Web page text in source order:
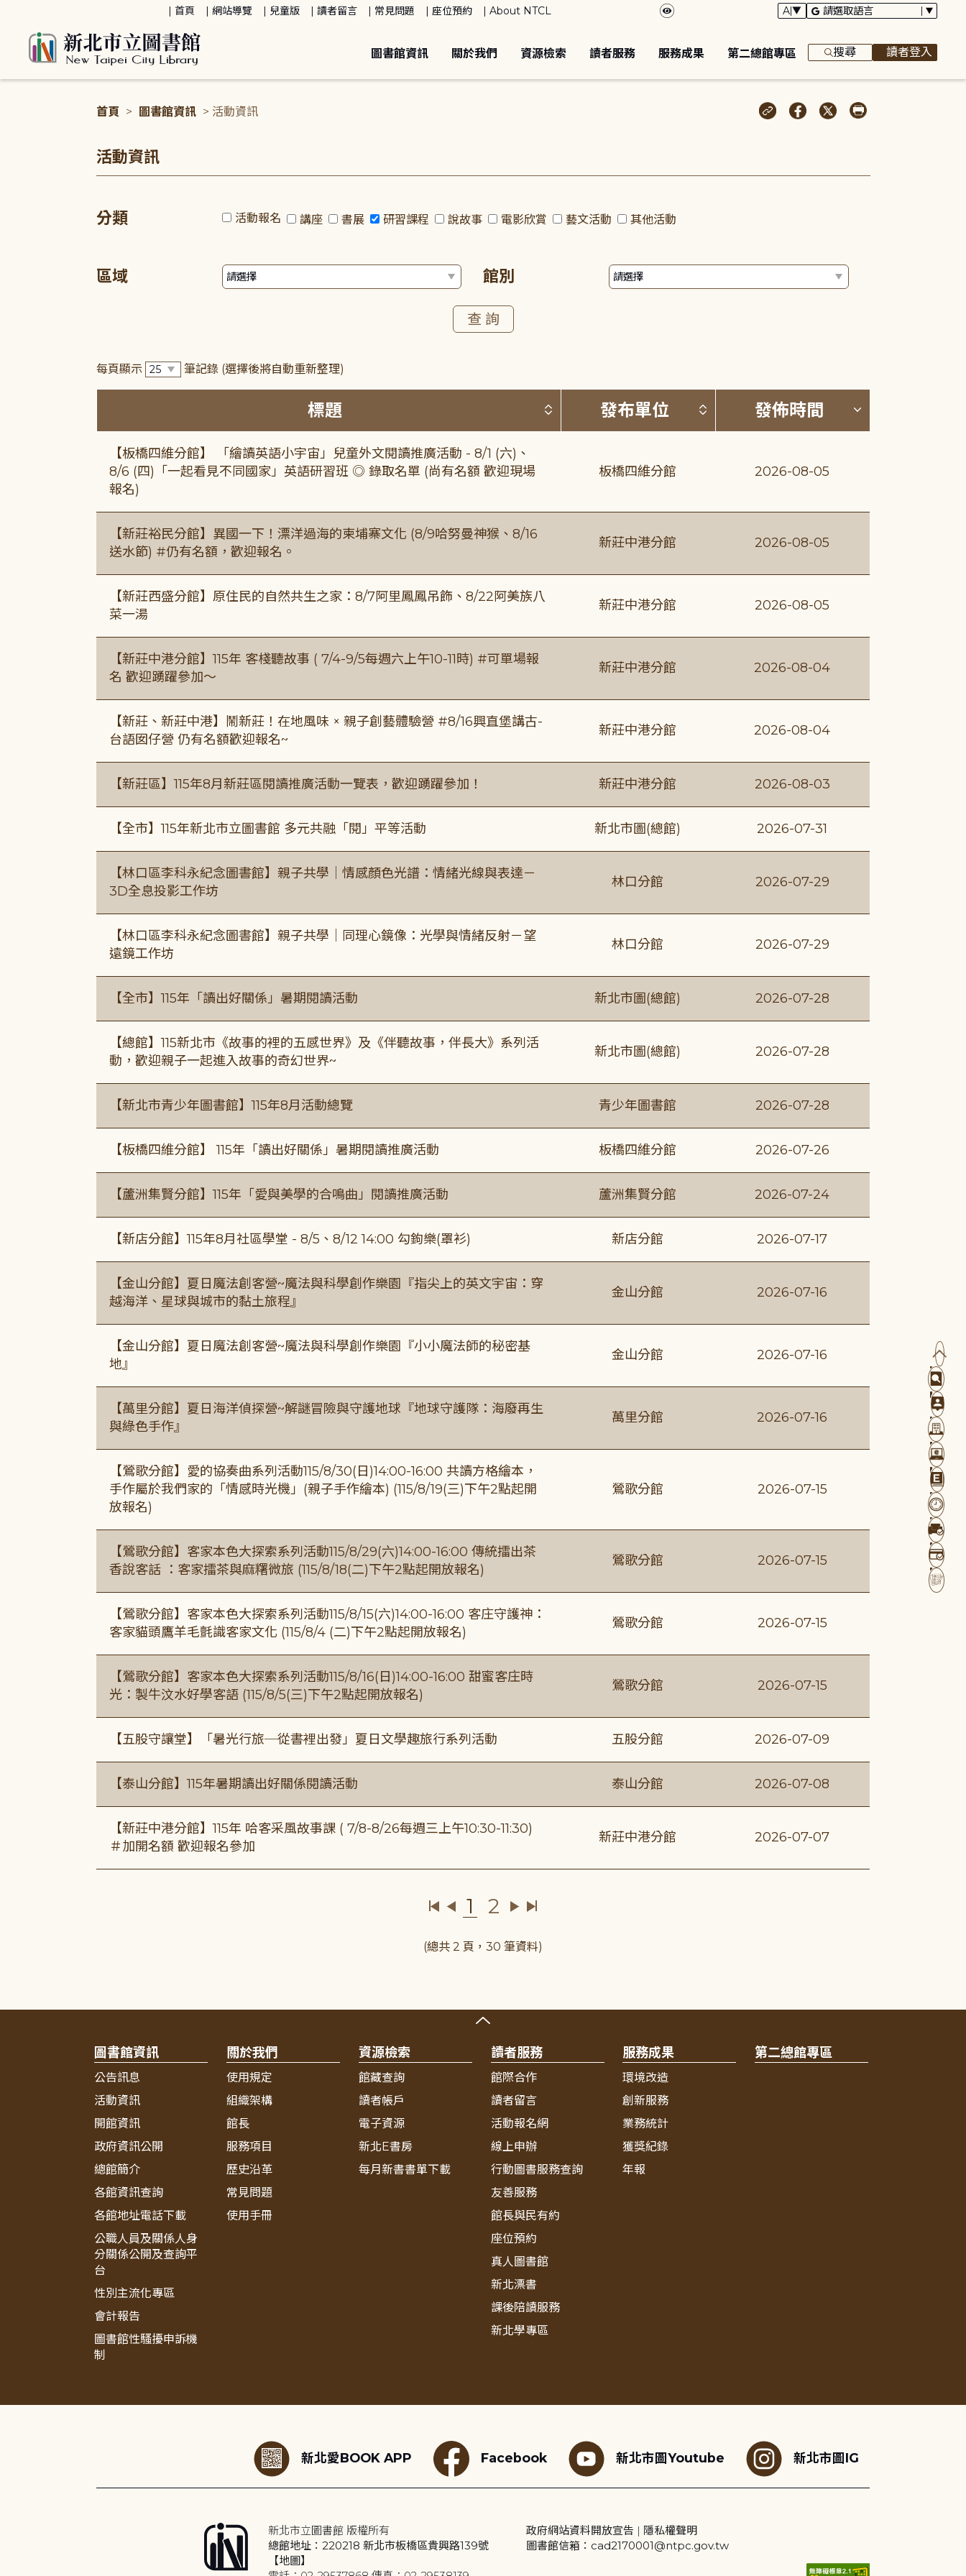
首頁 網站導覽 兒童版 讀者留言 常見問題 座位預約 About NTCL
圖書館資訊 關於我們 資源檢索 讀者服務 服務成果 第二總館專區 搜尋 讀者登入
首頁 > 圖書館資訊 > 活動資訊
活動資訊
分類 活動報名 講座 書展 研習課程 說故事 電影欣賞 藝文活動 其他活動
區域 館別
每頁顯示 筆記錄 (選擇後將自動重新整理)
標題 按標題排序 (升降冪)
發布單位 按發布單位排序 (升降冪)
發佈時間 按發佈時間
【板橋四維分館】 「繪讀英語小宇宙」兒童外文閱讀推廣活動 - 8/1 (六)、
8/6 (四)「一起看見不同國家」英語研習班 ◎ 錄取名單 (尚有名額 歡迎現場
報名)
板橋四維分館 2026-08-05
【新莊裕民分館】異國一下！漂洋過海的柬埔寨文化 (8/9哈努曼神猴、8/16
送水節) #仍有名額，歡迎報名。
新莊中港分館 2026-08-05
【新莊西盛分館】原住民的自然共生之家：8/7阿里鳳鳳吊飾、8/22阿美族八
菜一湯
新莊中港分館 2026-08-05
【新莊中港分館】115年 客棧聽故事 ( 7/4-9/5每週六上午10-11時) #可單場報
名 歡迎踴躍參加～
新莊中港分館 2026-08-04
【新莊、新莊中港】鬧新莊！在地風味 × 親子創藝體驗營 #8/16興直堡講古-
台語囡仔營 仍有名額歡迎報名~
新莊中港分館 2026-08-04
【新莊區】115年8月新莊區閱讀推廣活動一覽表，歡迎踴躍參加！ 新莊中港分館 2026-08-03
【全市】115年新北市立圖書館 多元共融「閱」平等活動 新北市圖(總館) 2026-07-31
【林口區李科永紀念圖書館】親子共學｜情感顏色光譜：情緒光線與表達－
3D全息投影工作坊
林口分館 2026-07-29
【林口區李科永紀念圖書館】親子共學｜同理心鏡像：光學與情緒反射－望
遠鏡工作坊
林口分館 2026-07-29
【全市】115年「讀出好關係」暑期閱讀活動 新北市圖(總館) 2026-07-28
【總館】115新北市《故事的裡的五感世界》及《伴聽故事，伴長大》系列活
動，歡迎親子一起進入故事的奇幻世界~
新北市圖(總館) 2026-07-28
【新北市青少年圖書館】115年8月活動總覽 青少年圖書館 2026-07-28
【板橋四維分館】 115年「讀出好關係」暑期閱讀推廣活動 板橋四維分館 2026-07-26
【蘆洲集賢分館】115年「愛與美學的合鳴曲」閱讀推廣活動 蘆洲集賢分館 2026-07-24
【新店分館】115年8月社區學堂 - 8/5、8/12 14:00 勾鉤樂(罩衫) 新店分館 2026-07-17
【金山分館】夏日魔法創客營~魔法與科學創作樂園『指尖上的英文宇宙：穿
越海洋、星球與城市的黏土旅程』
金山分館 2026-07-16
【金山分館】夏日魔法創客營~魔法與科學創作樂園『小小魔法師的秘密基
地』
金山分館 2026-07-16
【萬里分館】夏日海洋偵探營~解謎冒險與守護地球『地球守護隊：海廢再生
與綠色手作』
萬里分館 2026-07-16
【鶯歌分館】愛的協奏曲系列活動115/8/30(日)14:00-16:00 共讀方格繪本，
手作屬於我們家的「情感時光機」(親子手作繪本) (115/8/19(三)下午2點起開
放報名)
鶯歌分館 2026-07-15
【鶯歌分館】客家本色大探索系列活動115/8/29(六)14:00-16:00 傳統擂出茶
香說客話 ：客家擂茶與麻糬微旅 (115/8/18(二)下午2點起開放報名)
鶯歌分館 2026-07-15
【鶯歌分館】客家本色大探索系列活動115/8/15(六)14:00-16:00 客庄守護神：
客家貓頭鷹羊毛氈識客家文化 (115/8/4 (二)下午2點起開放報名)
鶯歌分館 2026-07-15
【鶯歌分館】客家本色大探索系列活動115/8/16(日)14:00-16:00 甜蜜客庄時
光：製牛汶水好學客語 (115/8/5(三)下午2點起開放報名)
鶯歌分館 2026-07-15
【五股守讓堂】「暑光行旅─從書裡出發」夏日文學趣旅行系列活動 五股分館 2026-07-09
【泰山分館】115年暑期讀出好關係閱讀活動 泰山分館 2026-07-08
【新莊中港分館】115年 哈客采風故事課 ( 7/8-8/26每週三上午10:30-11:30)
＃加開名額 歡迎報名參加
新莊中港分館 2026-07-07
1 2
(總共 2 頁，30 筆資料)
圖書館資訊
公告訊息
活動資訊
開館資訊
政府資訊公開
總館簡介
各館資訊查詢
各館地址電話下載
公職人員及關係人身
分關係公開及查詢平
台
性別主流化專區
會計報告
圖書館性騷擾申訴機
制
關於我們
使用規定
組織架構
館長
服務項目
歷史沿革
常見問題
使用手冊
資源檢索
館藏查詢
讀者帳戶
電子資源
新北E書房
每月新書書單下載
讀者服務
館際合作
讀者留言
活動報名網
線上申辦
行動圖書服務查詢
友善服務
館長與民有約
座位預約
真人圖書館
新北漂書
課後陪讀服務
新北學專區
服務成果
環境改造
創新服務
業務統計
獲獎紀錄
年報
第二總館專區
新北愛BOOK APP Facebook 新北市圖Youtube 新北市圖IG
新北市立圖書館 版權所有
總館地址：220218 新北市板橋區貴興路139號
【地圖】
政府網站資料開放宣告 | 隱私權聲明
圖書館信箱：cad2170001@ntpc.gov.tw